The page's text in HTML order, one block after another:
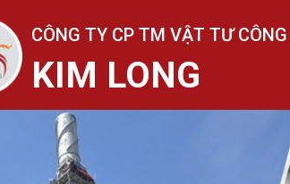
CÔNG TY CP TM VẬT TƯ
KIM LONG